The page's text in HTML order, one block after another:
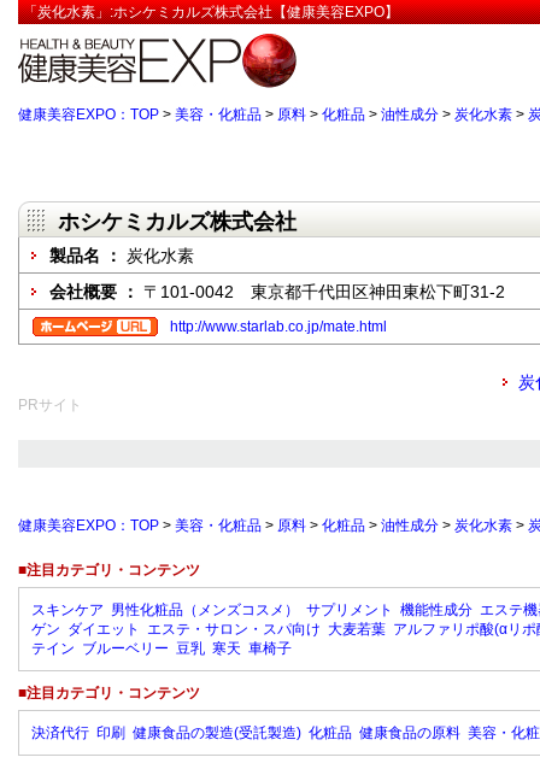
「炭化水素」:ホシケミカルズ株式会社【健康美容EXPO】
健康美容EXPO：TOP > 美容・化粧品 > 原料 > 化粧品 > 油性成分 > 炭化水素 >
ホシケミカルズ株式会社
製品名 ： 炭化水素
会社概要 ： 〒101-0042 東京都千代田区神田東松下町31-2
http://www.starlab.co.jp/mate.html
炭
PRサイト
健康美容EXPO：TOP > 美容・化粧品 > 原料 > 化粧品 > 油性成分 > 炭化水素 >
■注目カテゴリ・コンテンツ
スキンケア 男性化粧品（メンズコスメ） サプリメント 機能性成分 エステ
ゲン ダイエット エステ・サロン・スパ向け 大麦若葉 アルファリポ酸(αリポ
テイン ブルーベリー 豆乳 寒天 車椅子
■注目カテゴリ・コンテンツ
決済代行 印刷 健康食品の製造(受託製造) 化粧品 健康食品の原料 美容・化